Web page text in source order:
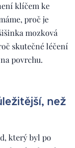
klíčem ke
proč je
mozková
skutečné léčení
povrchu.
než
který byl po